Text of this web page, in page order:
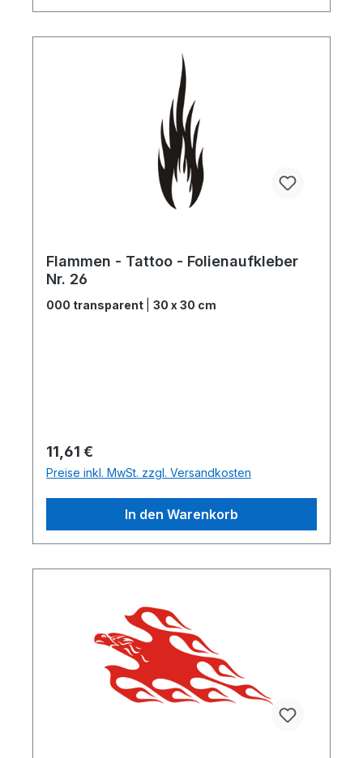
Flammen - Tattoo - Folienaufkleber
Nr. 26
000 transparent 30 x 30 cm
Regulärer Preis:
11,61 €
Preise inkl. MwSt. zzgl. Versandkosten
In den Warenkorb